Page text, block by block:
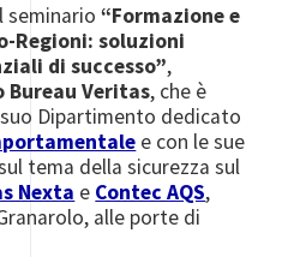
seminario“Formazione e
Regioni: soluzioni
di successo”,
Bureau Veritas, che è
Dipartimento dedicato
e con le sue
tema della sicurezza sul
Nexta e Contec AQS,
alle porte di